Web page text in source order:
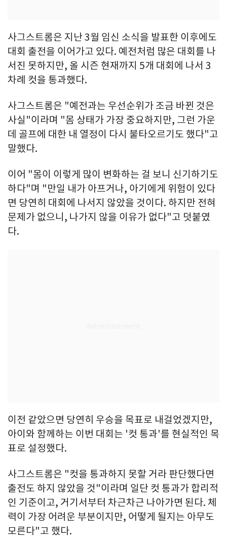
사그스트롬은 지난 3월 임신 소식을 발표한 이후에도
대회 출전을 이어가고 있다. 예전처럼 많은 대회를 나
서진 못하지만, 올 시즌 현재까지 5개 대회에 나서 3
차례 컷을 통과했다.
사그스트롬은 "예전과는 우선순위가 조금 바뀐 것은
사실"이라며 "몸 상태가 가장 중요하지만, 그런 가운
데 골프에 대한 내 열정이 다시 불타오르기도 했다"고
말했다.
이어 "몸이 이렇게 많이 변화하는 걸 보니 신기하기도
하다"며 "만일 내가 아프거나, 아기에게 위험이 있다
면 당연히 대회에 나서지 않았을 것이다. 하지만 전혀
문제가 없으니, 나가지 않을 이유가 없다"고 덧붙였
다.
이전 같았으면 당연히 우승을 목표로 내걸었겠지만,
아이와 함께하는 이번 대회는 '컷 통과'를 현실적인 목
표로 설정했다.
사그스트롬은 "컷을 통과하지 못할 거라 판단했다면
출전도 하지 않았을 것"이라며 일단 컷 통과가 합리적
인 기준이고, 거기서부터 차근차근 나아가면 된다. 체
력이 가장 어려운 부분이지만, 어떻게 될지는 아무도
모른다"고 했다.